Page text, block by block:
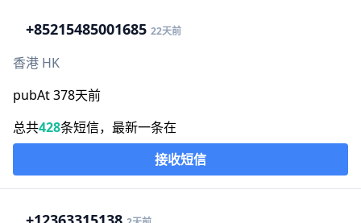
+85215485001685 22天前
香港 HK
pubAt 378天前
总共428条短信，最新一条在
接收短信